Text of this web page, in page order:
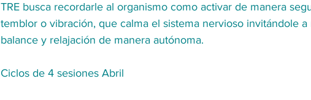
TRE busca recordarle al organismo como activar de manera
temblor o vibración, que calma el sistema nervioso invitándole
balance y relajación de manera autónoma.
Ciclos de 4 sesiones Abril